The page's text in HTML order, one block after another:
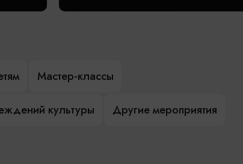
Мастер-классы
культуры Другие мероприятия